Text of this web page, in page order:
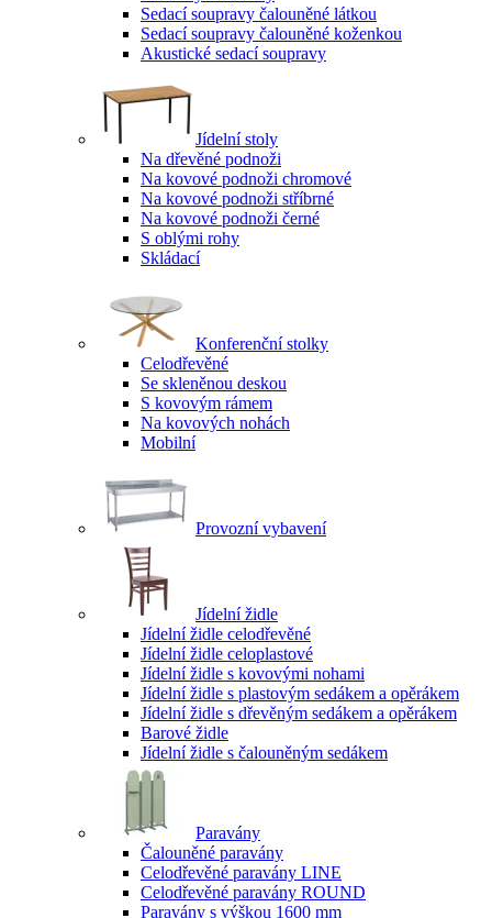
Sedací soupravy čalouněné látkou
Sedací soupravy čalouněné koženkou
Akustické sedací soupravy
Jídelní stoly
Na dřevěné podnoži
Na kovové podnoži chromové
Na kovové podnoži stříbrné
Na kovové podnoži černé
S oblými rohy
Skládací
Konferenční stolky
Celodřevěné
Se skleněnou deskou
S kovovým rámem
Na kovových nohách
Mobilní
Provozní vybavení
Jídelní židle
Jídelní židle celodřevěné
Jídelní židle celoplastové
Jídelní židle s kovovými nohami
Jídelní židle s plastovým sedákem a opěrákem
Jídelní židle s dřevěným sedákem a opěrákem
Barové židle
Jídelní židle s čalouněným sedákem
Paravány
Čalouněné paravány
Celodřevěné paravány LINE
Celodřevěné paravány ROUND
Paravány s výškou 1600 mm